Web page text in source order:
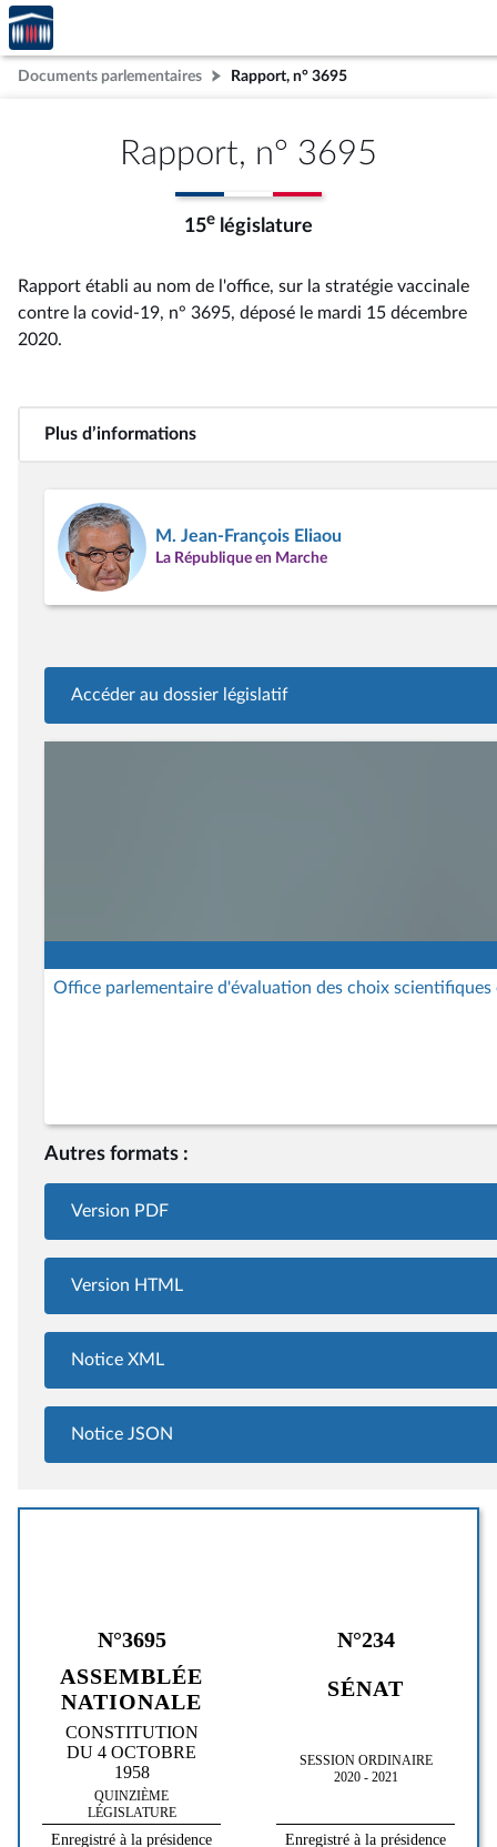
Aller au contenu
Aller en bas de la page
Accèder
à la
page
d'accueil
Documents parlementaires Rapport, n° 3695
Rapport, n° 3695
15e législature
Rapport établi au nom de l'office, sur la stratégie vaccinale
contre la covid-19, n° 3695, déposé le mardi 15 décembre
2020.
Plus d’informations
M. Jean-François Eliaou
La République en Marche
Accéder au dossier législatif
Office parlementaire d'évaluation des choix
Autres formats :
Version PDF
Version HTML
Notice XML
Notice JSON